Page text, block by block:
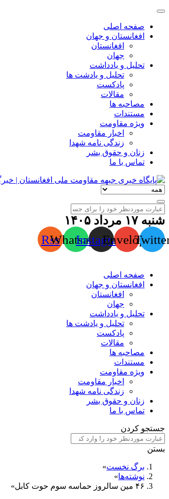
صفحه اصلی
افغانستان و جهان
افغانستان
جهان
تحلیل و یادداشت
تحلیل و یادشت ها
پادکست
مقالات
مصاحبه ها
مستندات
ویژه مقاومت
اخبار مقاومت
زندگی نامه شهدا
زنان و حقوق بشر
تماس با ما
شنبه ۱۷ مرداد ۱۴۰۵
Envelope
Instagram
Whatsapp
Rss
صفحه اصلی
افغانستان و جهان
افغانستان
جهان
تحلیل و یادداشت
تحلیل و یادشت ها
پادکست
مقالات
مصاحبه ها
مستندات
ویژه مقاومت
اخبار مقاومت
زندگی نامه شهدا
زنان و حقوق بشر
تماس با ما
جستجو کردن
بستن
برگ نخست
نوشته‌ها
۴۶ مین سالروز حماسه سوم حوت کابل